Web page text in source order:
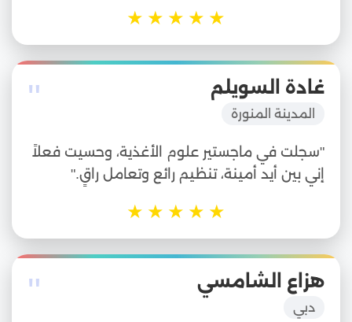
★
★
★
★
★
" غادة السويلم
المدينة المنورة
"سجلت في ماجستير علوم الأغذية، وحسيت فعلاً
إني بين أيد أمينة، تنظيم رائع وتعامل راقٍ."
★
★
★
★
★
" هزاع الشامسي
دبي